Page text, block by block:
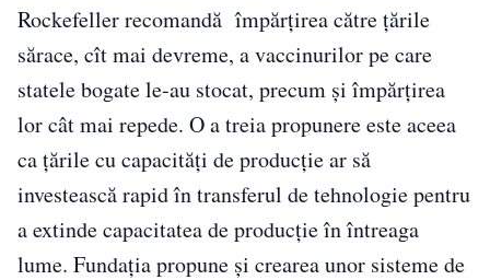
Rockefeller recomandă împărțirea către țările
sărace, cît mai devreme, a vaccinurilor pe care
statele bogate le-au stocat, precum și împărțirea
lor cât mai repede. O a treia propunere este aceea
ca țările cu capacități de producție ar să
investească rapid în transferul de tehnologie pentru
a extinde capacitatea de producție în întreaga
lume. Fundația propune și crearea unor sisteme de